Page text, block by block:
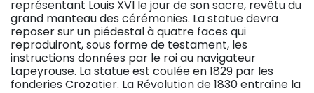
représentant Louis XVI le jour de son sacre, revêtu du
grand manteau des cérémonies. La statue devra
reposer sur un piédestal à quatre faces qui
reproduiront, sous forme de testament, les
instructions données par le roi au navigateur
Lapeyrouse. La statue est coulée en 1829 par les
fonderies Crozatier. La Révolution de 1830 entraîne la